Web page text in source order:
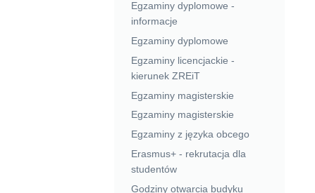
Egzaminy dyplomowe -
informacje
Egzaminy dyplomowe
Egzaminy licencjackie -
kierunek ZREiT
Egzaminy magisterskie
Egzaminy magisterskie
Egzaminy z języka obcego
Erasmus+ - rekrutacja dla
studentów
Godziny otwarcia budyku